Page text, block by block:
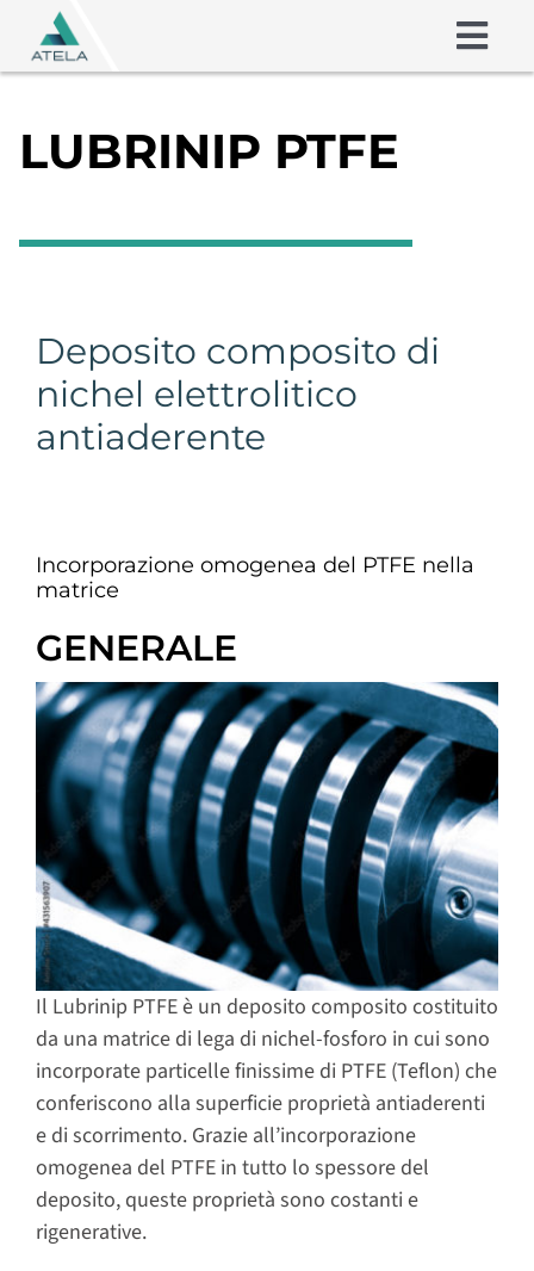
content
Competenze
Contatto
LUBRINIP PTFE
Deposito composito di
nichel elettrolitico
antiaderente
Incorporazione omogenea del PTFE nella
matrice
GENERALE
Il Lubrinip PTFE è un deposito composito costituito
da una matrice di lega di nichel-fosforo in cui sono
incorporate particelle finissime di PTFE (Teflon) che
conferiscono alla superficie proprietà antiaderenti
e di scorrimento. Grazie all’incorporazione
omogenea del PTFE in tutto lo spessore del
deposito, queste proprietà sono costanti e
rigenerative.